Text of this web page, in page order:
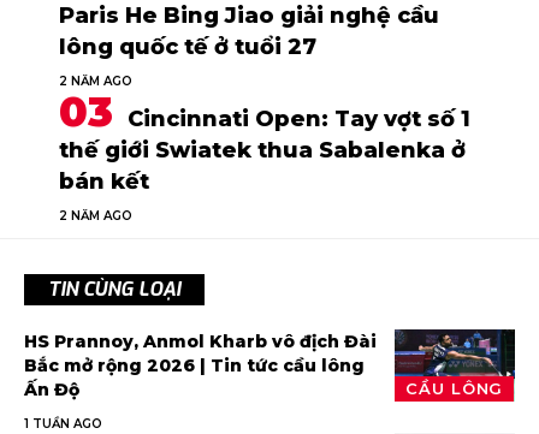
Paris He Bing Jiao giải nghệ cầu
lông quốc tế ở tuổi 27
2 NĂM AGO
Cincinnati Open: Tay vợt số 1
thế giới Swiatek thua Sabalenka ở
bán kết
2 NĂM AGO
TIN CÙNG LOẠI
CẦU LÔNG
HS Prannoy, Anmol Kharb vô địch Đài
Bắc mở rộng 2026 | Tin tức cầu lông
Ấn Độ
1 TUẦN AGO